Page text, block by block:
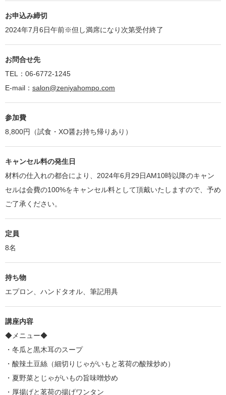
お申込み締切
2024年7月6日午前※但し満席になり次第受付終了
お問合せ先
TEL：06-6772-1245
E-mail： salon@zeniyahompo.com
参加費
8,800円（試食・XO醤お持ち帰りあり）
キャンセル料の発生日
材料の仕入れの都合により、2024年6月29日AM10時以降のキャン
セルは会費の100%をキャンセル料として頂戴いたしますので、予め
ご了承ください。
定員
8名
持ち物
エプロン、ハンドタオル、筆記用具
講座内容
◆メニュー◆
・冬瓜と黒木耳のスープ
・酸辣土豆絲（細切りじゃがいもと茗荷の酸辣炒め）
・夏野菜とじゃがいもの旨味噌炒め
・厚揚げと茗荷の揚げワンタン